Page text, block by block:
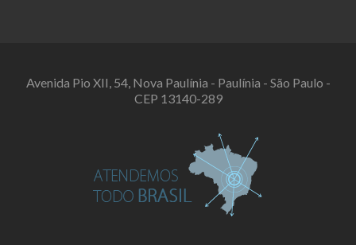
Avenida Pio XII, 54, Nova Paulínia - Paulínia - São Paulo -
CEP 13140-289